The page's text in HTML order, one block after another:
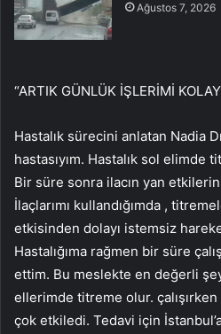
Ağustos 7, 2026
“ARTIK GÜNLÜK İŞLERİMİ
Hastalık sürecini anlatan Nadia
hastasıyım. Hastalık sol
Bir süre sonra ilacın yan
İlaçlarımı kullandığımda ,
etkisinden dolayı istemsiz
Hastalığıma rağmen bir süre
ettim. Bu meslekte en değerli
ellerimde titreme olur.
çok etkiledi. Tedavi için